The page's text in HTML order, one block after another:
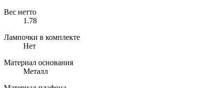
Вес нетто
1.78
Лампочки в комплекте
Нет
Материал основания
Металл